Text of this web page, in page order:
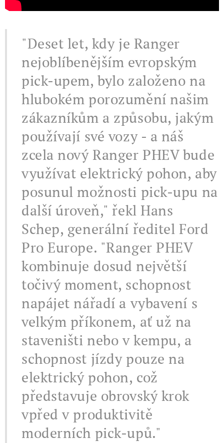
"Deset let, kdy je Ranger
nejoblíbenějším evropským
pick-upem, bylo založeno na
hlubokém porozumění našim
zákazníkům a způsobu, jakým
používají své vozy - a náš
zcela nový Ranger PHEV bude
využívat elektrický pohon, aby
posunul možnosti pick-upu na
další úroveň," řekl Hans
Schep, generální ředitel Ford
Pro Europe. "Ranger PHEV
kombinuje dosud největší
točivý moment, schopnost
napájet nářadí a vybavení s
velkým příkonem, ať už na
staveništi nebo v kempu, a
schopnost jízdy pouze na
elektrický pohon, což
představuje obrovský krok
vpřed v produktivitě
moderních pick-upů."